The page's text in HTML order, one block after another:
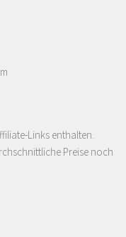
Links enthalten.
Preise noch